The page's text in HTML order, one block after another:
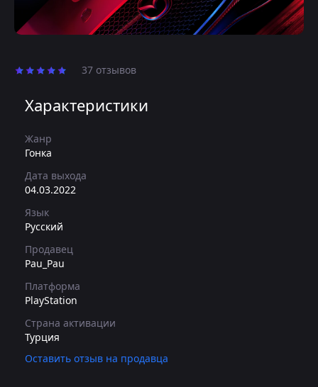
37 отзывов
Характеристики
Жанр
Гонка
Дата выхода
04.03.2022
Язык
Русский
Продавец
Pau_Pau
Платформа
PlayStation
Страна активации
Турция
Оставить отзыв на продавца